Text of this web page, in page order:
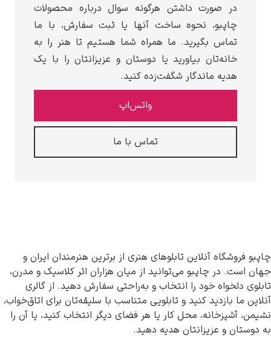
در صورت داشتن هرگونه سوال درباره محصولات
چاپبو، نحوه ساخت آنها یا ثبت سفارش، با ما
تماس بگیرید. ما همراه شما هستیم تا هنر را به
خانه‌تان بیاورید یا دوستان و عزیزانتان را با یک
هدیه ماندگار شگفت‌زده کنید.
واتس‌اپ
تماس با ما
چاپبو فروشگاه آنلاین تابلوهای هنری از برترین هنرمندان ایران و
جهان است. در چاپبو می‌توانید از میان هزاران اثر کلاسیک و مدرن،
تابلوی دلخواه خود را انتخاب و به‌راحتی سفارش دهید. از گالری
آنلاین ما بازدید کنید و تابلویی متناسب با سلیقه‌تان برای اتاق‌خواب،
نشیمن، آشپزخانه، محل کار یا هر فضای دیگر انتخاب کنید، یا آن را
به دوستان و عزیزانتان هدیه دهید.